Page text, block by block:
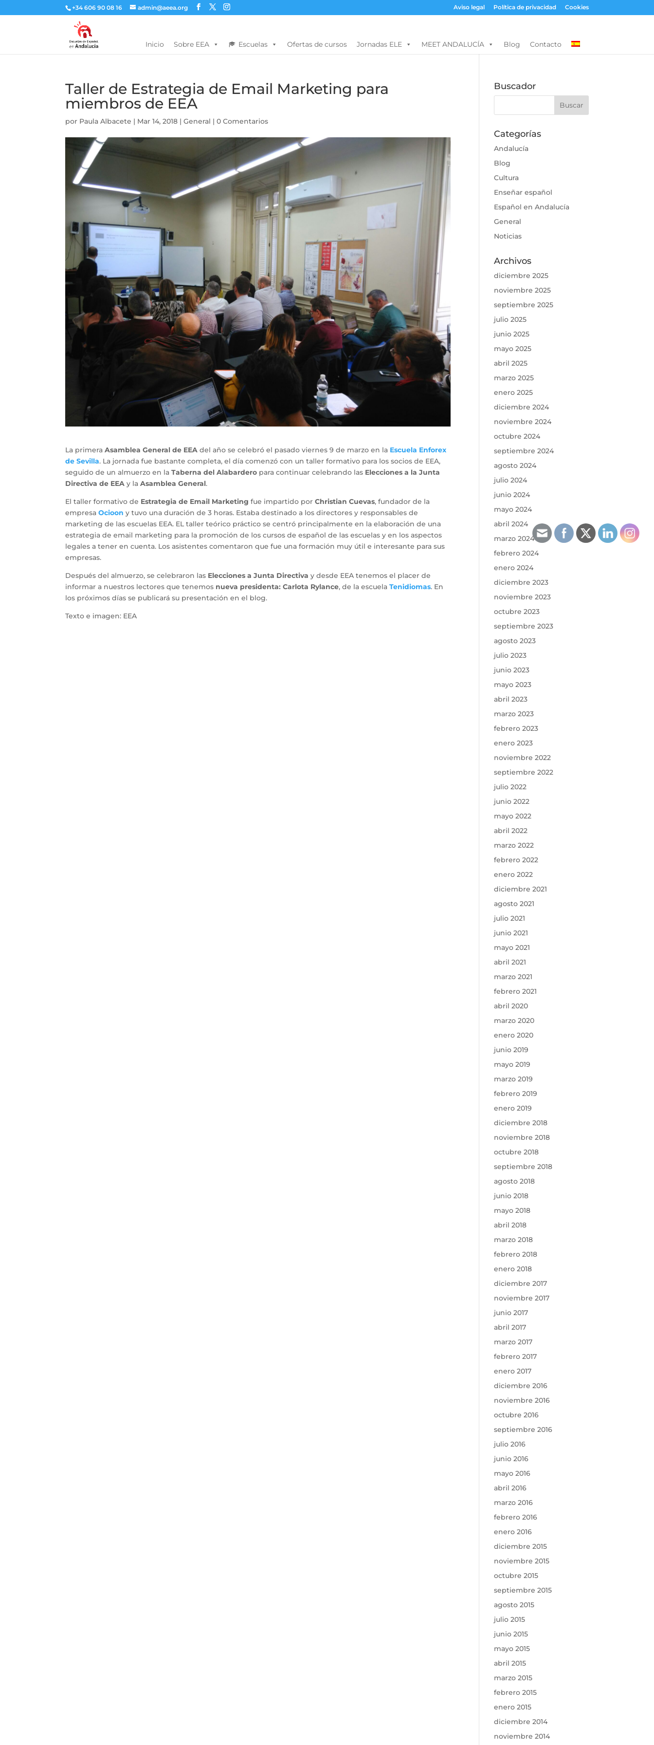
+34 606 90 08 16 admin@aeea.org Aviso legal Política de privacidad Cookies
Inicio Sobre EEA Escuelas Ofertas de cursos Jornadas ELE MEET ANDALUCÍA Blog Contacto
Taller de Estrategia de Email Marketing para
miembros de EEA
por Paula Albacete | Mar 14, 2018 |General |0 Comentarios
La primeraAsamblea General de EEA del año se celebró el pasado viernes 9 de marzo en la Escuela Enforex
de Sevilla. La jornada fue bastante completa, el día comenzó con un taller formativo para los socios de EEA,
seguido de un almuerzo en laTaberna del Alabardero para continuar celebrando las Elecciones a la Junta
Directiva de EEA y laAsamblea General.
El taller formativo de Estrategia de Email Marketing fue impartido porChristian Cuevas, fundador de la
empresaOcioon y tuvo una duración de 3 horas. Estaba destinado a los directores y responsables de
marketing de las escuelas EEA. EL taller teórico práctico se centró principalmente en la elaboración de una
estrategia de email marketing para la promoción de los cursos de español de las escuelas y en los aspectos
legales a tener en cuenta. Los asistentes comentaron que fue una formación muy útil e interesante para sus
empresas.
Después del almuerzo, se celebraron las Elecciones a Junta Directiva y desde EEA tenemos el placer de
informar a nuestros lectores que tenemos nueva presidenta: Carlota Rylance, de la escuelaTenidiomas. En
los próximos días se publicará su presentación en el blog.
Texto e imagen: EEA
Buscador
Categorías
Andalucía
Blog
Cultura
Enseñar español
Español en Andalucía
General
Noticias
Archivos
diciembre 2025
noviembre 2025
septiembre 2025
julio 2025
junio 2025
mayo 2025
abril 2025
marzo 2025
enero 2025
diciembre 2024
noviembre 2024
octubre 2024
septiembre 2024
agosto 2024
julio 2024
junio 2024
mayo 2024
abril 2024
marzo 2024
febrero 2024
enero 2024
diciembre 2023
noviembre 2023
octubre 2023
septiembre 2023
agosto 2023
julio 2023
junio 2023
mayo 2023
abril 2023
marzo 2023
febrero 2023
enero 2023
noviembre 2022
septiembre 2022
julio 2022
junio 2022
mayo 2022
abril 2022
marzo 2022
febrero 2022
enero 2022
diciembre 2021
agosto 2021
julio 2021
junio 2021
mayo 2021
abril 2021
marzo 2021
febrero 2021
abril 2020
marzo 2020
enero 2020
junio 2019
mayo 2019
marzo 2019
febrero 2019
enero 2019
diciembre 2018
noviembre 2018
octubre 2018
septiembre 2018
agosto 2018
junio 2018
mayo 2018
abril 2018
marzo 2018
febrero 2018
enero 2018
diciembre 2017
noviembre 2017
junio 2017
abril 2017
marzo 2017
febrero 2017
enero 2017
diciembre 2016
noviembre 2016
octubre 2016
septiembre 2016
julio 2016
junio 2016
mayo 2016
abril 2016
marzo 2016
febrero 2016
enero 2016
diciembre 2015
noviembre 2015
octubre 2015
septiembre 2015
agosto 2015
julio 2015
junio 2015
mayo 2015
abril 2015
marzo 2015
febrero 2015
enero 2015
diciembre 2014
noviembre 2014